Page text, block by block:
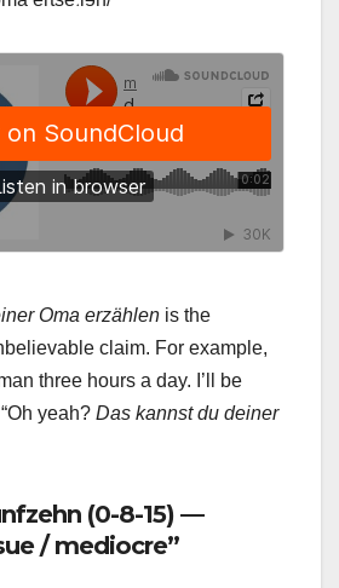
Oma erzählen is the
claim. For example,
three hours a day. I’ll be
yeah? Das kannst du deiner
(0-8-15) —
/ mediocre”